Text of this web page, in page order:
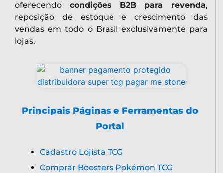
oferecendo condições B2B para revenda,
reposição de estoque e crescimento das
vendas em todo o Brasil exclusivamente para
lojas.
Principais Páginas e Ferramentas do
Portal
Cadastro Lojista TCG
Comprar Boosters Pokémon TCG